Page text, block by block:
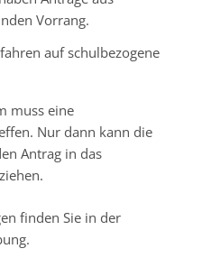
Vorrang.
auf schulbezogene
muss eine
Nur dann kann die
Antrag in das
finden Sie in der